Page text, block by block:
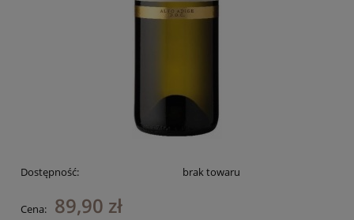
Dostępność: brak towaru
Cena: 89,90 zł